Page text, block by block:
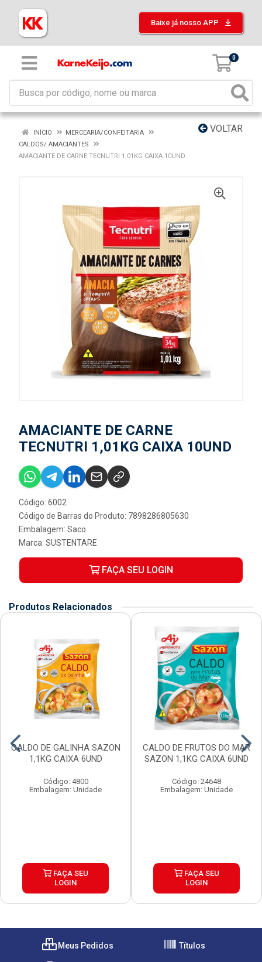
Baixe já nosso APP
0
VOLTAR
INÍCIO
MERCEARIA/CONFEITARIA
CALDOS/ AMACIANTES
AMACIANTE DE CARNE TECNUTRI 1,01KG CAIXA 10UND
AMACIANTE DE CARNE
TECNUTRI 1,01KG CAIXA 10UND
Código: 6002
Código de Barras do Produto: 7898286805630
Embalagem: Saco
Marca: SUSTENTARE
FAÇA SEU LOGIN
Produtos Relacionados
CALDO DE GALINHA SAZON
1,1KG CAIXA 6UND
Código: 4800
Embalagem: Unidade
FAÇA SEU
LOGIN
CALDO DE FRUTOS DO MAR
SAZON 1,1KG CAIXA 6UND
Código: 24648
Embalagem: Unidade
FAÇA SEU
LOGIN
Meus Pedidos Títulos